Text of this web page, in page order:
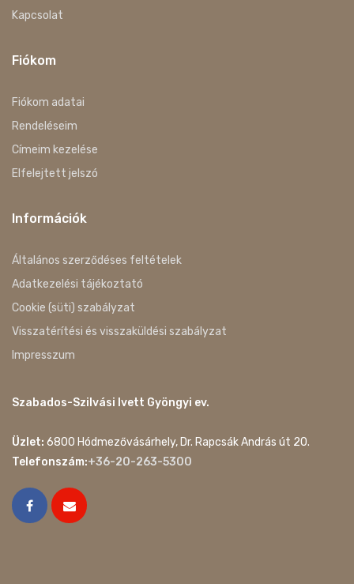
Kapcsolat
Fiókom
Fiókom adatai
Rendeléseim
Címeim kezelése
Elfelejtett jelszó
Információk
Általános szerződéses feltételek
Adatkezelési tájékoztató
Cookie (süti) szabályzat
Visszatérítési és visszaküldési szabályzat
Impresszum
Szabados-Szilvási Ivett Gyöngyi ev.
Üzlet: 6800 Hódmezővásárhely, Dr. Rapcsák András út 20.
Telefonszám:+36-20-263-5300